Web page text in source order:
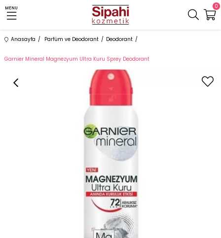
MENU 0
Anasayfa Parfüm ve Deodorant Deodorant
Garnier Mineral Magnezyum Ultra Kuru Sprey Deodorant